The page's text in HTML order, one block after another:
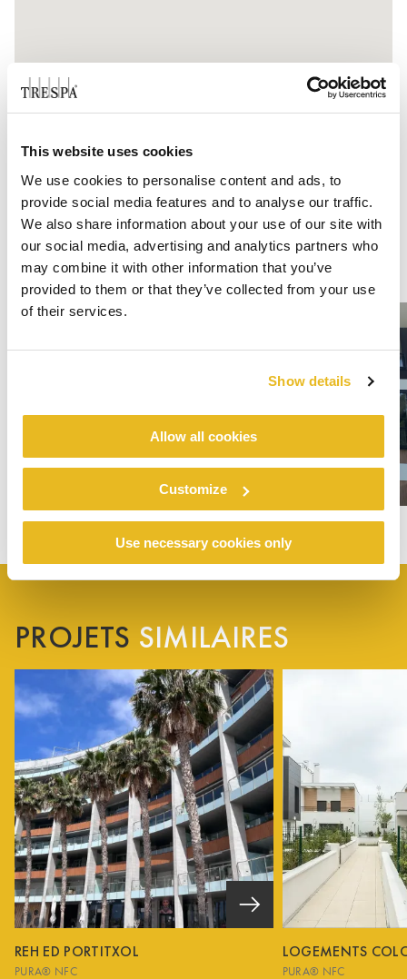
This website uses cookies
We use cookies to personalise content and ads, to
provide social media features and to analyse our traffic.
We also share information about your use of our site with
our social media, advertising and analytics partners who
may combine it with other information that you’ve
provided to them or that they’ve collected from your use
of their services.
Show details
Allow all cookies
Customize
Use necessary cookies only
PROJETS SIMILAIRES
REH ED PORTITXOL
PURA® NFC
LOGEMENTS
PURA® NFC